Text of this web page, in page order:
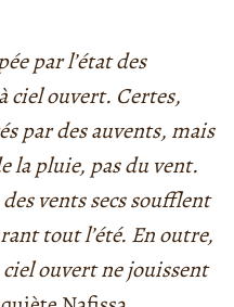
par l’état des
ciel ouvert. Certes,
par des auvents, mais
la pluie, pas du vent.
vents secs soufflent
tout l’été. En outre,
ouvert ne jouissent